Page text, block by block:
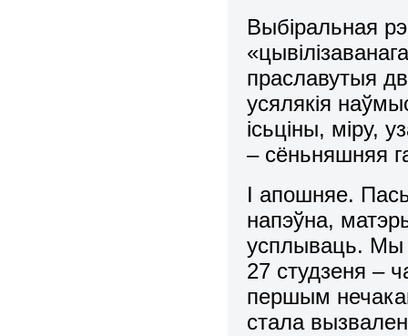
Выбіральная
праславутыя
усялякія
ісьціны, міру,
– сёньняшняя
І апошняе.
напэўна,
усплываць. Мы
27 студзеня –
першым
стала